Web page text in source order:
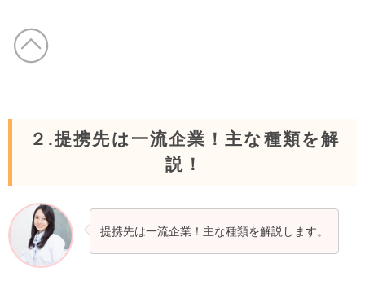
２.提携先は一流企業！主な種類を解
説！
提携先は一流企業！主な種類を解説します。